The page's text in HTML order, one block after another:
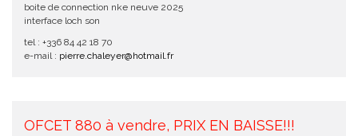
boite de connection nke neuve 2025
interface loch son
tel : +336 84 42 18 70
e-mail : pierre.chaleyer@hotmail.fr
OFCET 880 à vendre, PRIX EN BAISSE!!!